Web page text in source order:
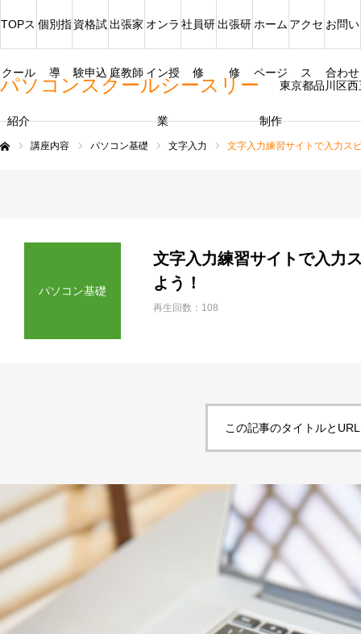
パソコンスクールシースリー 東京都品川区
TOPス
クール
紹介
個別指
導
資格試
験申込
出張家
庭教師
オンラ
イン授
業
社員研
修
出張研
修
ホーム
ページ
制作
アクセ
ス
お問い
合わせ
講座内容 パソコン基礎 文字入力 文字入力練習サイトで入力ス
パソコン基礎
文字入力練習サイトで入力
よう！
再生回数：108
この記事のタイトルと